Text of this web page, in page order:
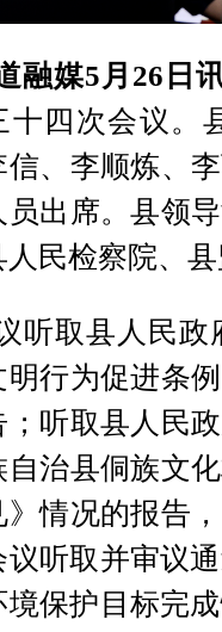
融媒5月26日
十四次会议。
信、李顺炼、
员出席。县领
人民检察院、
听取县人民政
明行为促进条
；听取县人民
自治县侗族文
》情况的报告
议听取并审议
境保护目标完